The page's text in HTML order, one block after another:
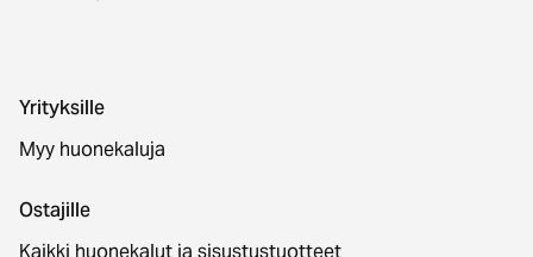
Yrityksille
Myy huonekaluja
Ostajille
Kaikki huonekalut ja sisustustuotteet